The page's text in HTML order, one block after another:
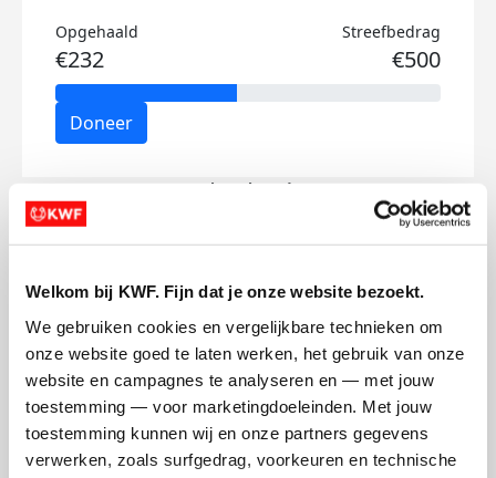
Welkom bij KWF. Fijn dat je onze website bezoekt.
We gebruiken cookies en vergelijkbare technieken om
onze website goed te laten werken, het gebruik van onze
website en campagnes te analyseren en — met jouw
toestemming — voor marketingdoeleinden. Met jouw
toestemming kunnen wij en onze partners gegevens
verwerken, zoals surfgedrag, voorkeuren en technische
Opgehaald
€232
Streefbedrag
€500
Doneer
Luuk's badges